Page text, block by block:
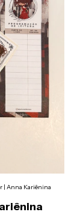
| Anna Kariênina